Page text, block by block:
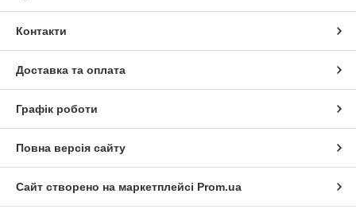
Контакти
Доставка та оплата
Графік роботи
Повна версія сайту
Сайт створено на маркетплейсі Prom.ua